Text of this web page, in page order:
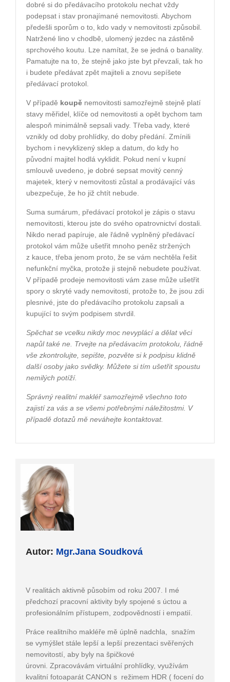
dobré si do předávacího protokolu nechat vždy
podepsat i stav pronajímané nemovitosti. Abychom
předešli sporům o to, kdo vady v nemovitosti způsobil.
Natržené lino v chodbě, ulomený jezdec na zástěně
sprchového koutu. Lze namítat, že se jedná o banality.
Pamatujte na to, že stejně jako jste byt převzali, tak ho
i budete předávat zpět majiteli a znovu sepíšete
předávací protokol.
V případě koupě nemovitosti samozřejmě stejně platí
stavy měřidel, klíče od nemovitosti a opět bychom tam
alespoň minimálně sepsali vady. Třeba vady, které
vznikly od doby prohlídky, do doby předání. Zmínili
bychom i nevyklizený sklep a datum, do kdy ho
původní majitel hodlá vyklidit. Pokud není v kupní
smlouvě uvedeno, je dobré sepsat movitý cenný
majetek, který v nemovitosti zůstal a prodávající vás
ubezpečuje, že ho již chtít nebude.
Suma sumárum, předávací protokol je zápis o stavu
nemovitosti, kterou jste do svého opatrovnictví dostali.
Nikdo nerad papíruje, ale řádně vyplněný předávací
protokol vám může ušetřit mnoho peněz stržených
z kauce, třeba jenom proto, že se vám nechtěla řešit
nefunkční myčka, protože ji stejně nebudete používat.
V případě prodeje nemovitosti vám zase může ušetřit
spory o skryté vady nemovitosti, protože to, že jsou zdi
plesnivé, jste do předávacího protokolu zapsali a
kupující to svým podpisem stvrdil.
Spěchat se vcelku nikdy moc nevyplácí a dělat věci
napůl také ne. Trvejte na předávacím protokolu, řádně
vše zkontrolujte, sepište, pozvěte si k podpisu klidně
další osoby jako svědky. Můžete si tím ušetřit spoustu
nemilých potíží.
Správný realitní makléř samozřejmě všechno toto
zajistí za vás a se všemi potřebnými náležitostmi. V
případě dotazů mě neváhejte kontaktovat.
Autor: Mgr.Jana Soudková
V realitách aktivně působím od roku 2007. I mé
předchozí pracovní aktivity byly spojené s úctou a
profesionálním přístupem, zodpovědností i empatií.
Práce realitního makléře mě úplně nadchla, snažím
se vymýšlet stále lepší a lepší prezentaci svěřených
nemovitostí, aby byly na špičkové
úrovni. Zpracovávám virtuální prohlídky, využívám
kvalitní fotoaparát CANON s režimem HDR ( focení do